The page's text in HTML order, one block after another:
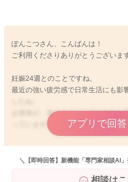
ぽんこつさん、こんばんは！
ご利用くださりありがとうございます
妊娠24週とのことですね。
最近の強い疲労感で日常生活にも影
お身体が、辛いタイミングもあると
っていますね。
妊娠中期くらいの時期は、比較的体
が、循環血液量の増加があり、体は
アプリで回
＼【即時回答】新機能「専門家相談AI
相談は